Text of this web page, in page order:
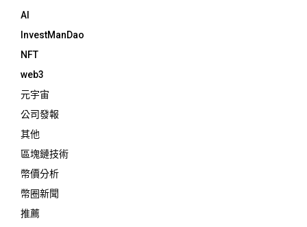
AI
InvestManDao
NFT
web3
元宇宙
公司發報
其他
區塊鏈技術
幣價分析
幣圈新聞
推薦